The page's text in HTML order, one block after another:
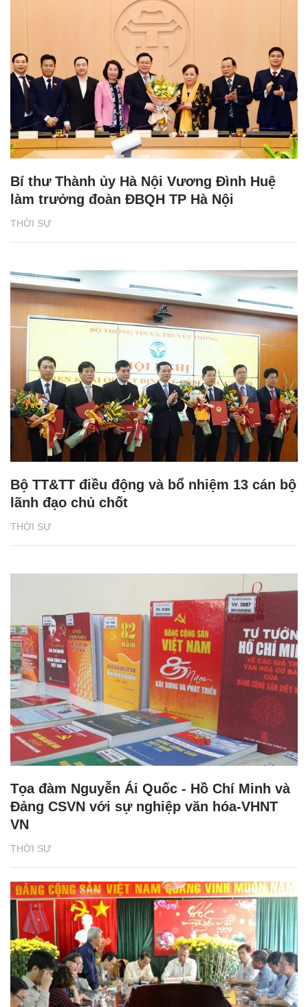
THỜI SỰ
Bí thư Thành ủy Hà Nội Vương Đình Huệ
làm trưởng đoàn ĐBQH TP Hà Nội
THỜI SỰ
Bộ TT&TT điều động và bổ nhiệm 13 cán bộ
lãnh đạo chủ chốt
THỜI SỰ
Tọa đàm Nguyễn Ái Quốc - Hồ Chí Minh và
Đảng CSVN với sự nghiệp văn hóa-VHNT
VN